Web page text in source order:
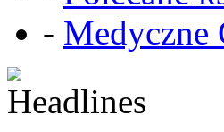
- Medyczne